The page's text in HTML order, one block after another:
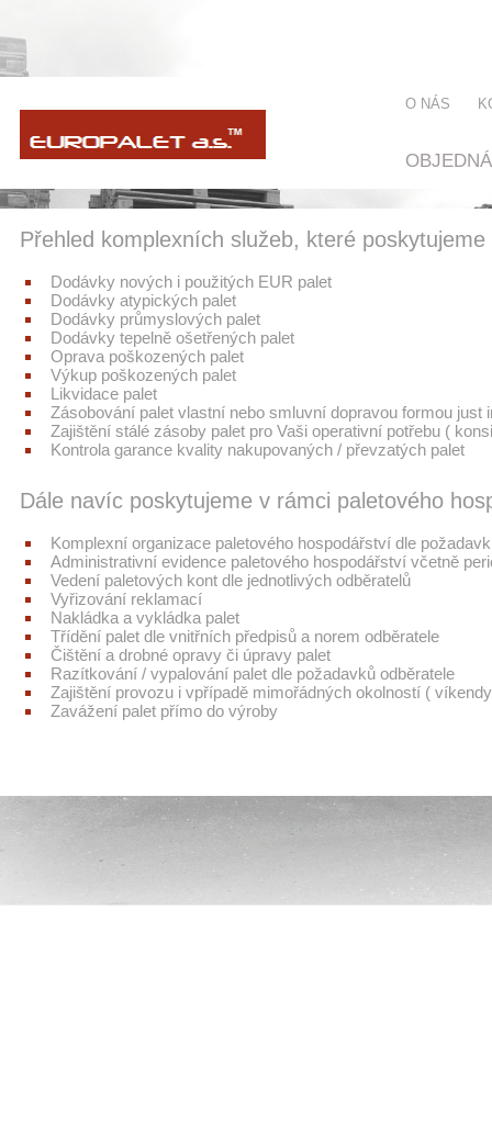
O NÁS
Přehled komplexních služeb, které
Dodávky nových i použitých EUR palet
Dodávky atypických palet
Dodávky průmyslových palet
Dodávky tepelně ošetřených palet
Oprava poškozených palet
Výkup poškozených palet
Likvidace palet
Zásobování palet vlastní nebo smluvní dopravou formou just
Zajištění stálé zásoby palet pro Vaši operativní potřebu (
Kontrola garance kvality nakupovaných / převzatých palet
Dále navíc poskytujeme v rámci paletového
Komplexní organizace paletového hospodářství dle
Administrativní evidence paletového hospodářství včetně
Vedení paletových kont dle jednotlivých odběratelů
Vyřizování reklamací
Nakládka a vykládka palet
Třídění palet dle vnitřních předpisů a norem odběratele
Čištění a drobné opravy či úpravy palet
Razítkování / vypalování palet dle požadavků odběratele
Zajištění provozu i vpřípadě mimořádných okolností (
Zavážení palet přímo do výroby